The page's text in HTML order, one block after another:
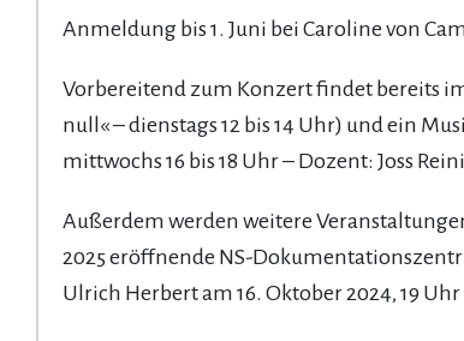
Anmeldung bis 1. Juni bei Caroline von
Vorbereitend zum Konzert findet bereits
null« – dienstags 12 bis 14 Uhr) und ein
mittwochs 16 bis 18 Uhr – Dozent: Joss
Außerdem werden weitere
2025 eröffnende NS-
Ulrich Herbert am 16. Oktober 2024, 19